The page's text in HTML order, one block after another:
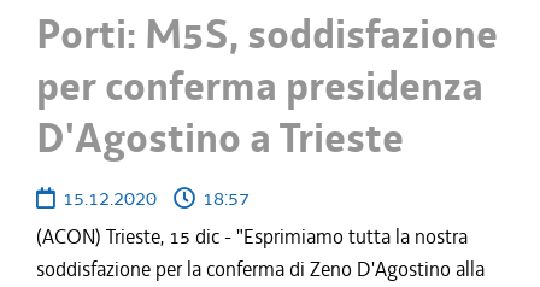
Porti: M5S, soddisfazione
per conferma presidenza
D'Agostino a Trieste
15.12.2020
18:57
(ACON) Trieste, 15 dic - "Esprimiamo tutta la nostra
soddisfazione per la conferma di Zeno D'Agostino alla